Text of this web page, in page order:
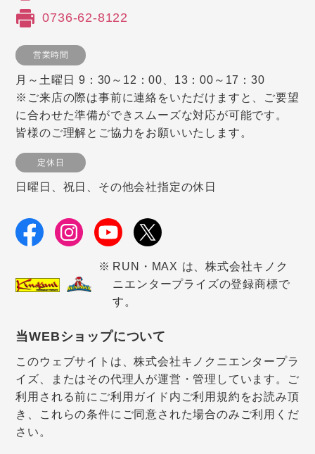
0736-62-8122
営業時間
月～土曜日 9：30～12：00、13：00～17：30
※ご来店の際は事前に連絡をいただけますと、ご要望
に合わせた準備ができスムーズな対応が可能です。
皆様のご理解とご協力をお願いいたします。
定休日
日曜日、祝日、その他会社指定の休日
RUN・MAX は、株式会社キノク
ニエンタープライズの登録商標で
す。
当WEBショップについて
このウェブサイトは、株式会社キノクニエンタープラ
イズ、またはその代理人が運営・管理しています。ご
利用される前にご利用ガイド内ご利用規約をお読み頂
き、これらの条件にご同意された場合のみご利用くだ
さい。